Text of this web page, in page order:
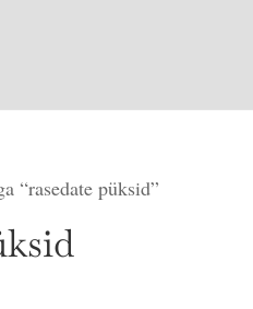
“rasedate püksid”